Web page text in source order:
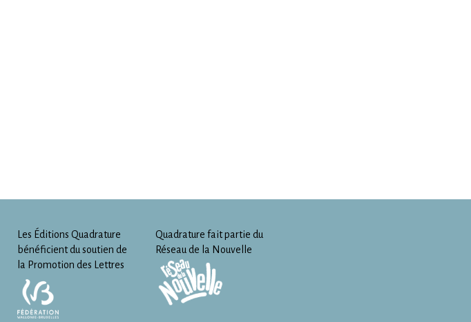
Les Éditions Quadrature
bénéficient du soutien de
la Promotion des Lettres
Quadrature fait partie du
Réseau de la Nouvelle